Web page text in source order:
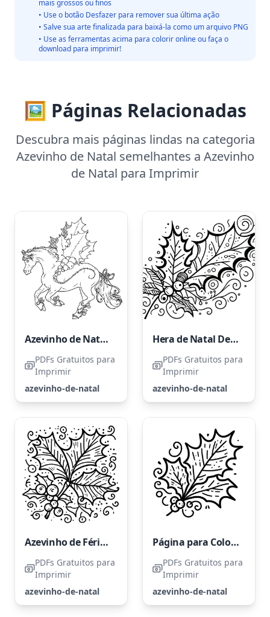
mais grossos ou finos
• Use o botão Desfazer para remover sua última ação
• Salve sua arte finalizada para baixá-la como um arquivo PNG
• Use as ferramentas acima para colorir online ou faça o
download para imprimir!
🖼️ Páginas Relacionadas
Descubra mais páginas lindas na categoria
Azevinho de Natal semelhantes a Azevinho
de Natal para Imprimir
Azevinho de Natal e Cavalo
PDFs Gratuitos para
Imprimir
azevinho-de-natal
Hera de Natal Deslumbrante
PDFs Gratuitos para
Imprimir
azevinho-de-natal
Azevinho de Férias Encantado
PDFs Gratuitos para
Imprimir
azevinho-de-natal
Página para Colorir de Azevinho de Natal
PDFs Gratuitos para
Imprimir
azevinho-de-natal